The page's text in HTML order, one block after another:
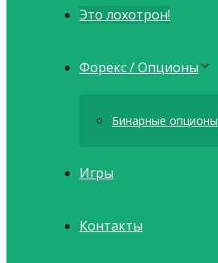
Это лохотрон!
Форекс / Опционы
Бинарные опционы
Игры
Контакты